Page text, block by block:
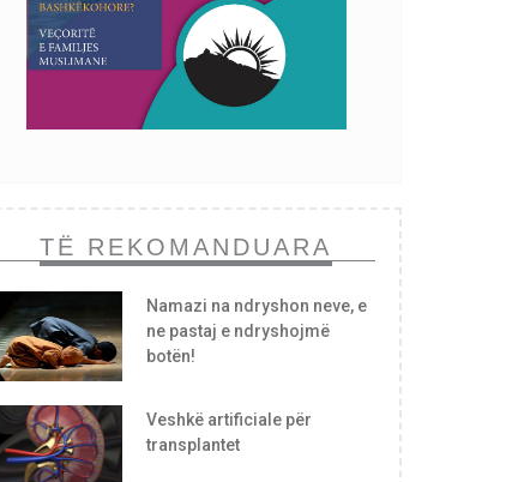
TË REKOMANDUARA
Namazi na ndryshon neve, e
ne pastaj e ndryshojmë
botën!
Veshkë artificiale për
transplantet